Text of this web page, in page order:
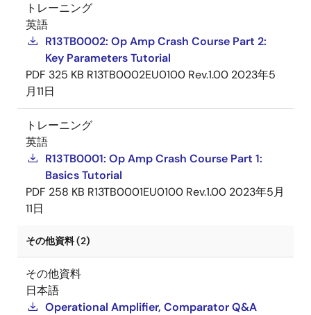
トレーニング
英語
R13TB0002: Op Amp Crash Course Part 2:
Key Parameters Tutorial
PDF 325 KB R13TB0002EU0100 Rev.1.00 2023年5
月11日
トレーニング
英語
R13TB0001: Op Amp Crash Course Part 1:
Basics Tutorial
PDF 258 KB R13TB0001EU0100 Rev.1.00 2023年5月
11日
その他資料 (2)
その他資料
日本語
Operational Amplifier, Comparator Q&A